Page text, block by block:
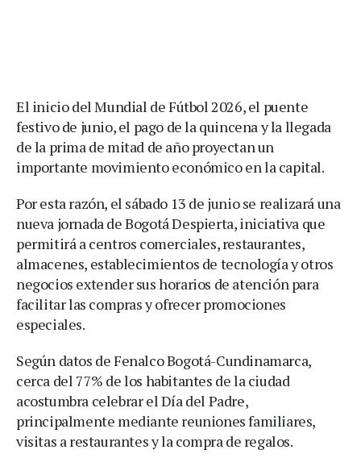
El inicio del Mundial de Fútbol 2026, el puente
festivo de junio, el pago de la quincena y la llegada
de la prima de mitad de año proyectan un
importante movimiento económico en la capital.
Por esta razón, el sábado 13 de junio se realizará una
nueva jornada de Bogotá Despierta, iniciativa que
permitirá a centros comerciales, restaurantes,
almacenes, establecimientos de tecnología y otros
negocios extender sus horarios de atención para
facilitar las compras y ofrecer promociones
especiales.
Según datos de Fenalco Bogotá-Cundinamarca,
cerca del 77% de los habitantes de la ciudad
acostumbra celebrar el Día del Padre,
principalmente mediante reuniones familiares,
visitas a restaurantes y la compra de regalos.